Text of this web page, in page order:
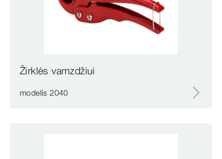
Žirklės vamzdžiui
modelis 2040